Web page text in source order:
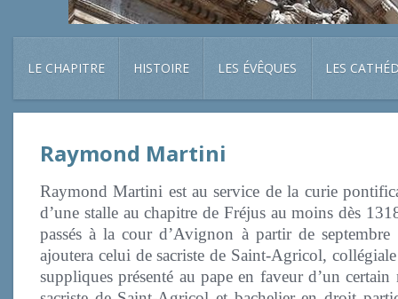
LE CHAPITRE HISTOIRE LES ÉVÊQUES LES
Raymond Martini
Raymond Martini est au service de la curie
d’une stalle au chapitre de Fréjus au moins dès
passés à la cour d’Avignon à partir de
ajoutera celui de sacriste de Saint-Agricol,
suppliques présenté au pape en faveur d’un